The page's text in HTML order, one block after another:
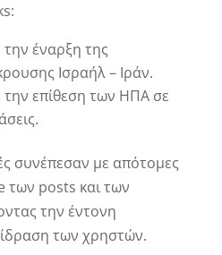
έναρξη της
Ισραήλ – Ιράν.
επίθεση των ΗΠΑ σε
συνέπεσαν με απότομες
των posts και των
την έντονη
των χρηστών.